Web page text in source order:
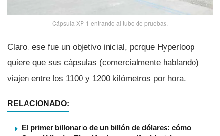
Cápsula XP-1 entrando al tubo de pruebas.
Claro, ese fue un objetivo inicial, porque Hyperloop
quiere que sus cápsulas (comercialmente hablando)
viajen entre los 1100 y 1200 kilómetros por hora.
RELACIONADO:
El primer billonario de un billón de dólares: cómo